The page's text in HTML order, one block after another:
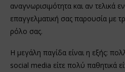
αναγνωρισιμότητα και αν τελικά
επαγγελματική σας παρουσία με
ρόλο σας.
Η μεγάλη παγίδα είναι η εξής:
social media είτε πολύ παθητικά